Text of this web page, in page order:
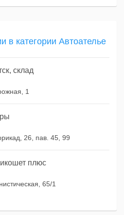
в категории Автоателье
склад
1
26, пав. 45, 99
плюс
65/1